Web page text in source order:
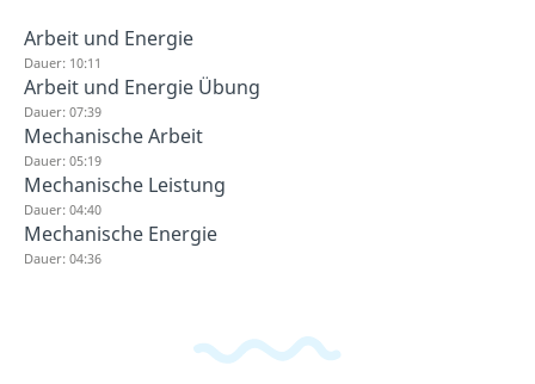
Arbeit und Energie
Dauer: 10:11
Arbeit und Energie Übung
Dauer: 07:39
Mechanische Arbeit
Dauer: 05:19
Mechanische Leistung
Dauer: 04:40
Mechanische Energie
Dauer: 04:36